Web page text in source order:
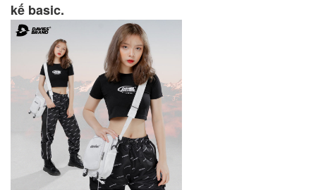
kế basic.